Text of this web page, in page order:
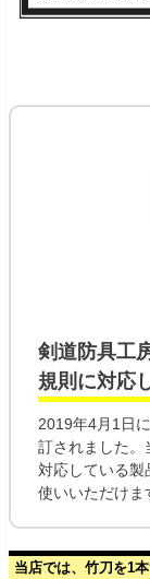
剣道防具工
規則 に対応
2019年4月1日
訂されました。
対応している製
使いいただけま
当店では、竹刀を1